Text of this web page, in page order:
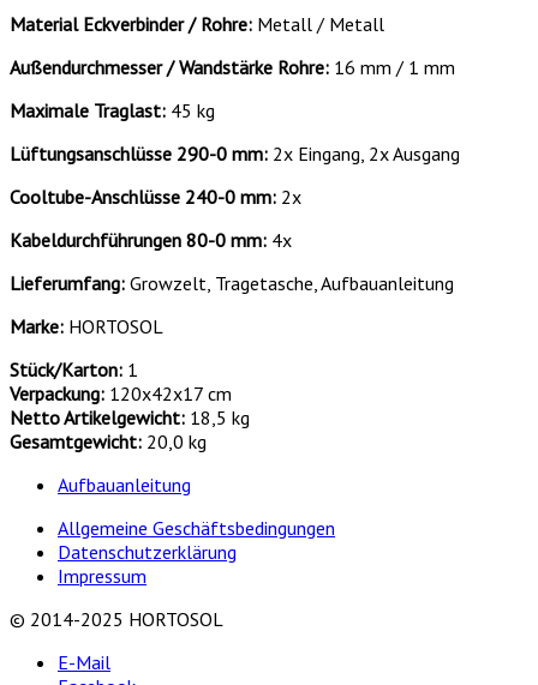
Material Eckverbinder / Rohre: Metall / Metall
Außendurchmesser / Wandstärke Rohre: 16 mm / 1 mm
Maximale Traglast: 45 kg
Lüftungsanschlüsse 290-0 mm: 2x Eingang, 2x Ausgang
Cooltube-Anschlüsse 240-0 mm: 2x
Kabeldurchführungen 80-0 mm: 4x
Lieferumfang: Growzelt, Tragetasche, Aufbauanleitung
Marke: HORTOSOL
Stück/Karton: 1
Verpackung: 120x42x17 cm
Netto Artikelgewicht: 18,5 kg
Gesamtgewicht: 20,0 kg
Aufbauanleitung
Allgemeine Geschäftsbedingungen
Datenschutzerklärung
Impressum
© 2014-2025 HORTOSOL
E-Mail